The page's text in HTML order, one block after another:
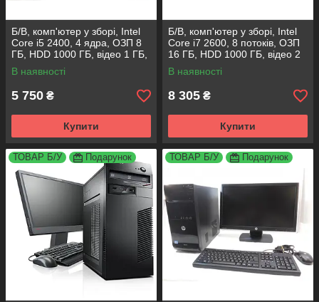
Б/В, комп'ютер у зборі, Intel
Core i5 2400, 4 ядра, ОЗП 8
ГБ, HDD 1000 ГБ, відео 1 ГБ,
монітор 19"
В наявності
5 750 ₴
Купити
Б/В, комп'ютер у зборі, Intel
Core i7 2600, 8 потоків, ОЗП
16 ГБ, HDD 1000 ГБ, відео 2
ГБ, монітор 19"
В наявності
8 305 ₴
Купити
ТОВАР Б/У Подарунок ТОВАР Б/У Подарунок